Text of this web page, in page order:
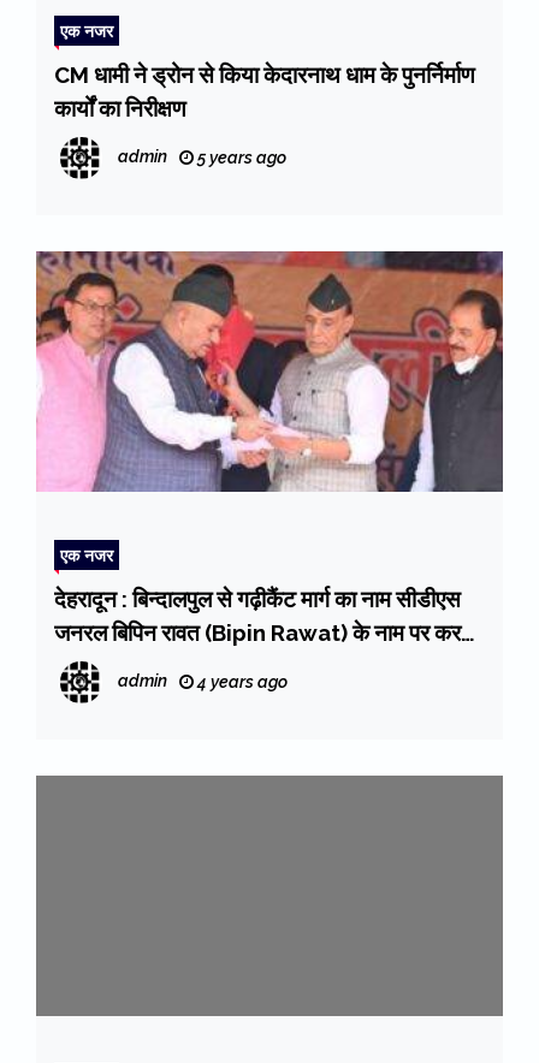
एक नजर
CM धामी ने ड्रोन से किया केदारनाथ धाम के पुनर्निर्माण
कार्यों का निरीक्षण
admin 5 years ago
एक नजर
देहरादून : बिन्दालपुल से गढ़ीकैंट मार्ग का नाम सीडीएस
जनरल बिपिन रावत (Bipin Rawat) के नाम पर करने
को मंत्री जोशी ने लिखा पत्र
admin 4 years ago